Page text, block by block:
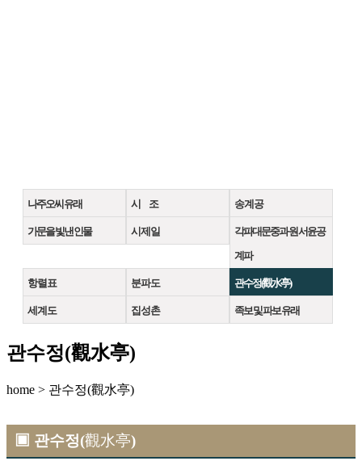
나주오씨 유래 시 조 송 계 공
가문을 빛낸 인물 시 제 일
각파대문중과 원 서윤공
계파
항 렬 표 분 파 도 관수정(觀水亭)
세 계 도 집 성 촌 족보 및 파보 유래
관수정(觀水亭)
home > 관수정(觀水亭)
▣ 관수정(觀水亭)